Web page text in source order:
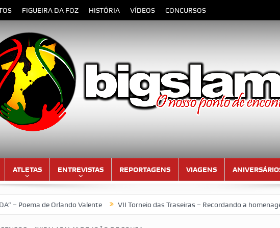
FIGUEIRA DA FOZ HISTÓRIA VÍDEOS CONCURSOS
ATLETAS ENTREVISTAS REPORTAGENS VIAGENS
Orlando Valente VII Torneio das Traseiras – Recordando a homenagem ao “4